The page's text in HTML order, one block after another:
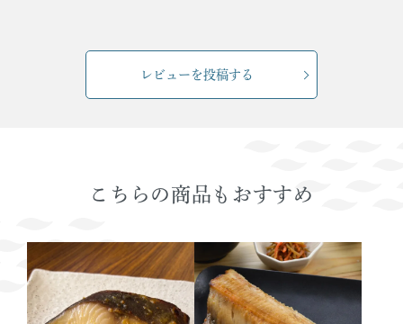
レビューを投稿する
こちらの商品もおすすめ